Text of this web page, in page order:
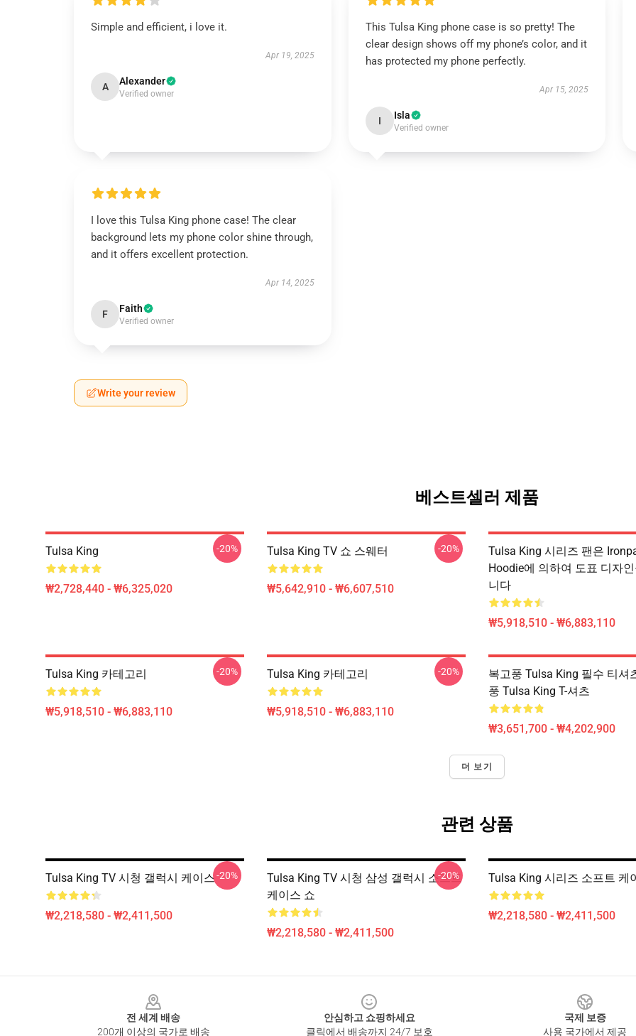
Simple and efficient, i love it.
Apr 19, 2025
A Alexander
Verified owner
This Tulsa King phone case is so pretty! The
clear design shows off my phone’s color, and it
has protected my phone perfectly.
Apr 15, 2025
I Isla
Verified owner
I love this Tulsa King phone case! The clear
background lets my phone color shine through,
and it offers excellent protection.
Apr 14, 2025
F Faith
Verified owner
Write your review
베스트셀러 제품
Tulsa King
₩2,728,440 - ₩6,325,020
-20% Tulsa King TV 쇼 스웨터
₩5,642,910 - ₩6,607,510
-20%
Tulsa King 시리즈 팬은
Hoodie에 의하여 도표 디자
니다
₩5,918,510 - ₩6,883,110
Tulsa King 카테고리
₩5,918,510 - ₩6,883,110
-20% Tulsa King 카테고리
₩5,918,510 - ₩6,883,110
-20%
복고풍 Tulsa King 필수 티셔
풍 Tulsa King T-셔츠
₩3,651,700 - ₩4,202,900
더 보기
관련 상품
Tulsa King TV 시청 갤럭시 케이스
₩2,218,580 - ₩2,411,500
-20%
Tulsa King TV 시청 삼성 갤럭시 소프트
케이스 쇼
₩2,218,580 - ₩2,411,500
-20% Tulsa King 시리즈 소프트 케
₩2,218,580 - ₩2,411,500
전 세계 배송
200개 이상의 국가로 배송
안심하고 쇼핑하세요
클릭에서 배송까지 24/7 보호
국제 보증
사용 국가에서 제공